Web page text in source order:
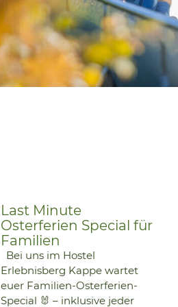
Last Minute
Osterferien Special für
Familien
Bei uns im Hostel
Erlebnisberg Kappe wartet
euer Familien-Osterferien-
Special 🐰 – inklusive jeder